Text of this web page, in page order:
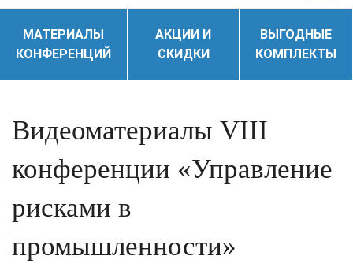
МАТЕРИАЛЫ
КОНФЕРЕНЦИЙ
АКЦИИ И
СКИДКИ
ВЫГОДНЫЕ
КОМПЛЕКТЫ
Видеоматериалы VIII
конференции «Управление
рисками в
промышленности»